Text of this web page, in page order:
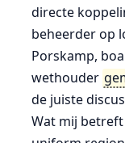
directe
beheerder op
Porskamp,
wethouder
de juiste
Wat mij